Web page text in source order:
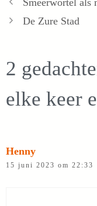
De Zure Stad
2
elke keer
Henny
15 juni 2023 om 22:33